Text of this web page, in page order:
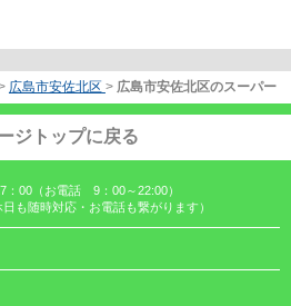
広島市安佐北区 > 広島市安佐北区のスーパー
ジトップに戻る
：00（お電話 9：00～22:00）
も随時対応・お電話も繋がります）